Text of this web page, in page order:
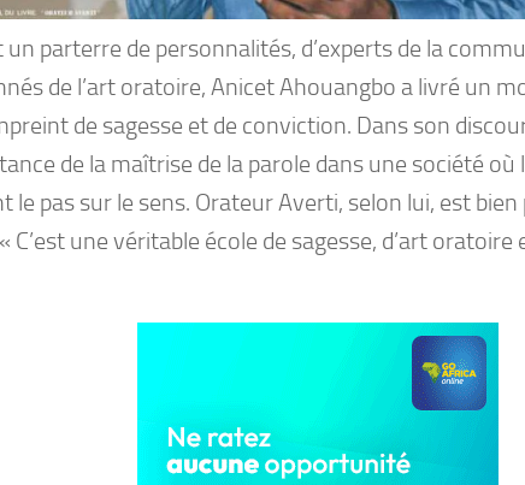
un parterre de personnalités, d’experts de la
de l’art oratoire, Anicet Ahouangbo a livré un
de sagesse et de conviction. Dans son
de la maîtrise de la parole dans une société
le pas sur le sens. Orateur Averti, selon lui, est bien
C’est une véritable école de sagesse, d’art